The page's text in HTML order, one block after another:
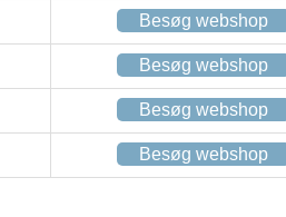
Besøg webshop
Besøg webshop
Besøg webshop
Besøg webshop